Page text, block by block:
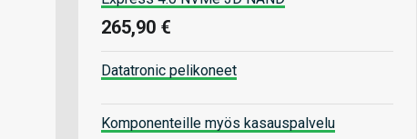
265,90 €
Datatronic pelikoneet
Komponenteille myös kasauspalvelu